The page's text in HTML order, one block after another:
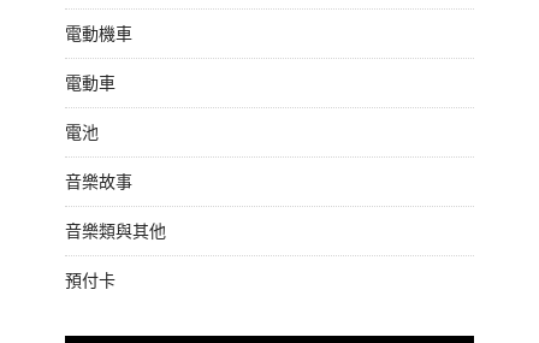
電動機車
電動車
電池
音樂故事
音樂類與其他
預付卡